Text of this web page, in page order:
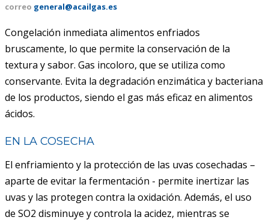
correo general@acailgas.es
Congelación inmediata alimentos enfriados
bruscamente, lo que permite la conservación de la
textura y sabor. Gas incoloro, que se utiliza como
conservante. Evita la degradación enzimática y bacteriana
de los productos, siendo el gas más eficaz en alimentos
ácidos.
EN LA COSECHA
El enfriamiento y la protección de las uvas cosechadas –
aparte de evitar la fermentación - permite inertizar las
uvas y las protegen contra la oxidación. Además, el uso
de SO2 disminuye y controla la acidez, mientras se